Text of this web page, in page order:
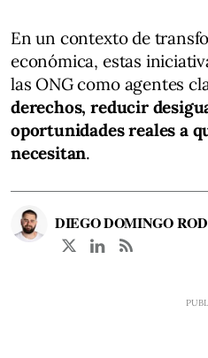
En un contexto de
económica, estas
las ONG como agentes
derechos, reducir
oportunidades reales a
necesitan.
DIEGO DOMINGO